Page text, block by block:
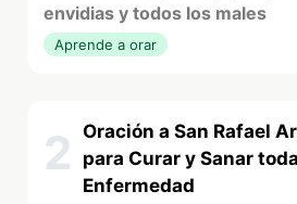
envidias y todos los males
Aprende a orar
2 Oración a San Rafael
para Curar y Sanar toda
Enfermedad